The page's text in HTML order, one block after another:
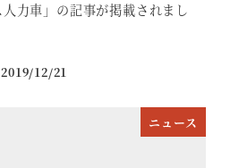
力車」の記事が掲載されまし
2019/12/21
ニュース